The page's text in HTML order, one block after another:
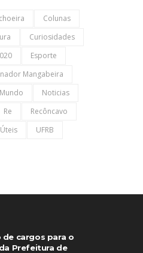
Colunas
Curiosidades
Esporte
Mangabeira
Mundo
Noticias
Re
Recôncavo
UFRB
de cargos para o
Prefeitura de